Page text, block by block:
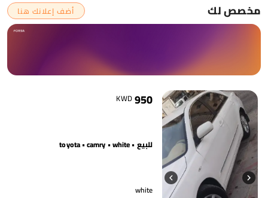
مخصص لك
أضف إعلانك هنا
950
KWD
للبيع • toyota • camry • white
white